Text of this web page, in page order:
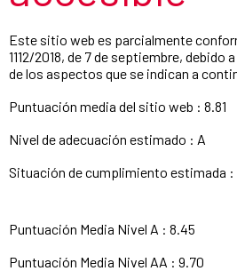
Este sitio web es parcialmente
1112/2018, de 7 de septiembre, debido
de los aspectos que se indican a
Puntuación media del sitio web : 8.81
Nivel de adecuación estimado : A
Situación de cumplimiento estimada
Puntuación Media Nivel A : 8.45
Puntuación Media Nivel AA : 9.70